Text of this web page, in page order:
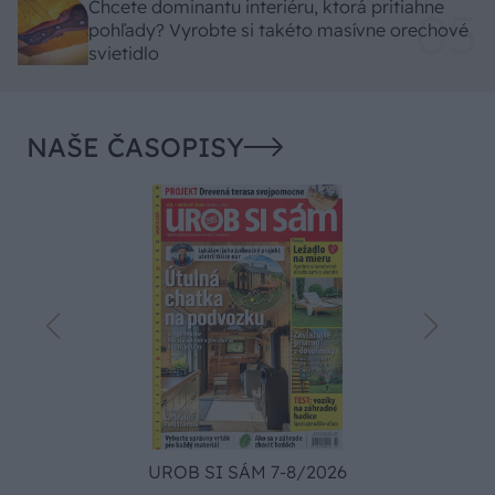
Chcete dominantu interiéru, ktorá pritiahne
pohľady? Vyrobte si takéto masívne orechové
svietidlo
NAŠE ČASOPISY
UROB SI SÁM 7-8/2026